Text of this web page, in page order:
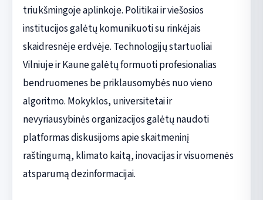
triukšmingoje aplinkoje. Politikai ir viešosios
institucijos galėtų komunikuoti su rinkėjais
skaidresnėje erdvėje. Technologijų startuoliai
Vilniuje ir Kaune galėtų formuoti profesionalias
bendruomenes be priklausomybės nuo vieno
algoritmo. Mokyklos, universitetai ir
nevyriausybinės organizacijos galėtų naudoti
platformas diskusijoms apie skaitmeninį
raštingumą, klimato kaitą, inovacijas ir visuomenės
atsparumą dezinformacijai.